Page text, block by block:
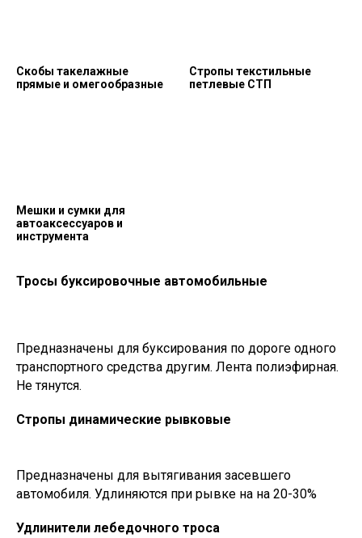
Скобы такелажные
прямые и омегообразные
Стропы текстильные
петлевые СТП
Мешки и сумки для
автоаксессуаров и
инструмента
Тросы буксировочные автомобильные
Предназначены для буксирования по дороге одного
транспортного средства другим. Лента полиэфирная.
Не тянутся.
Стропы динамические рывковые
Предназначены для вытягивания засевшего
автомобиля. Удлиняются при рывке на на 20-30%
Удлинители лебедочного троса